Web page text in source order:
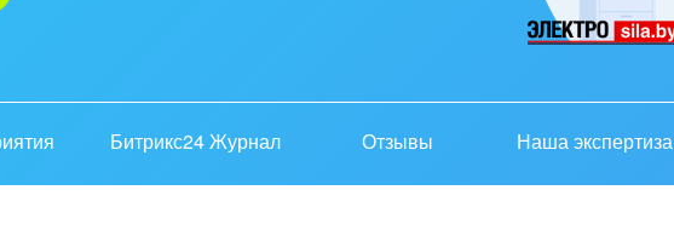
Битрикс24 Журнал Отзывы Наша экспертиза